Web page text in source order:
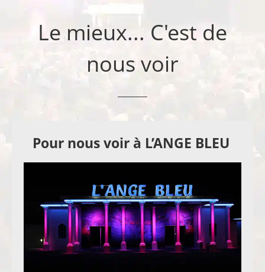
Le mieux... C'est de
nous voir
Pour nous voir à L’ANGE BLEU